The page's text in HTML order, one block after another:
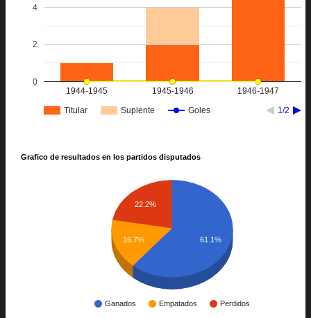
Titular Suplente Goles 1/2
1944-1945 1945-1946 1946-1947
0
2
4
Grafico de resultados en los partidos disputados
Ganados Empatados Perdidos
22.2%
16.7% 61.1%